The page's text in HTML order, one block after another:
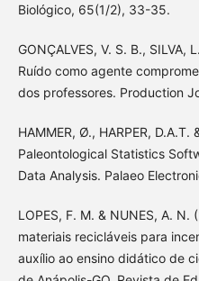
Biológico, 65(1/2), 33-35.
GONÇALVES, V. S. B., SILVA,
Ruído como agente
dos professores. Production
HAMMER, Ø., HARPER, D.A.T.
Paleontological Statistics
Data Analysis. Palaeo
LOPES, F. M. & NUNES, A.
materiais recicláveis para
auxílio ao ensino didático de